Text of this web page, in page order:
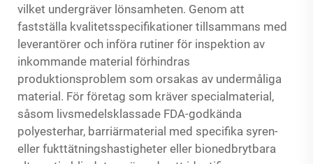
vilket undergräver lönsamheten. Genom att
fastställa kvalitetsspecifikationer tillsammans med
leverantörer och införa rutiner för inspektion av
inkommande material förhindras
produktionsproblem som orsakas av undermåliga
material. För företag som kräver specialmaterial,
såsom livsmedelsklassade FDA-godkända
polyesterhar, barriärmaterial med specifika syren-
eller fukttätningshastigheter eller bionedbrytbara